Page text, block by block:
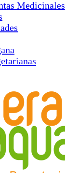
Medicinales